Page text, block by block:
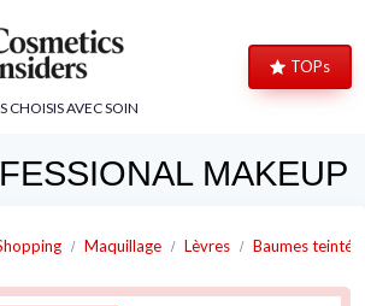
CHOISIS AVEC SOIN
TOPs
MAKEUP
Maquillage Lèvres Baumes teintés
cookies